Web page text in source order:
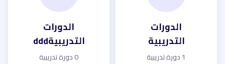
الدورات
التدريبية
1 دورة تدريبية
الدورات
التدريبيةddd
0 دورة تدريبية